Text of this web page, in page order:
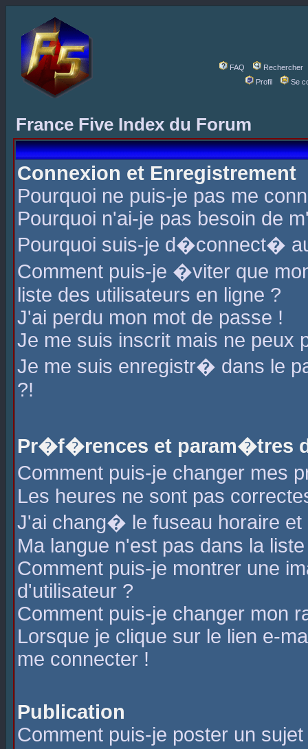
FAQ
Rechercher
Profil
Se
France Five Index du Forum
Connexion et Enregistrement
Pourquoi ne puis-je pas me
Pourquoi n'ai-je pas besoin de
Pourquoi suis-je d�connect�
Comment puis-je �viter que
liste des utilisateurs en ligne ?
J'ai perdu mon mot de passe !
Je me suis inscrit mais ne peux
Je me suis enregistr� dans le
?!
Pr�f�rences et param�tres
Comment puis-je changer mes
Les heures ne sont pas
J'ai chang� le fuseau horaire
Ma langue n'est pas dans la
Comment puis-je montrer une
d'utilisateur ?
Comment puis-je changer mon
Lorsque je clique sur le lien e-
me connecter !
Publication
Comment puis-je poster un